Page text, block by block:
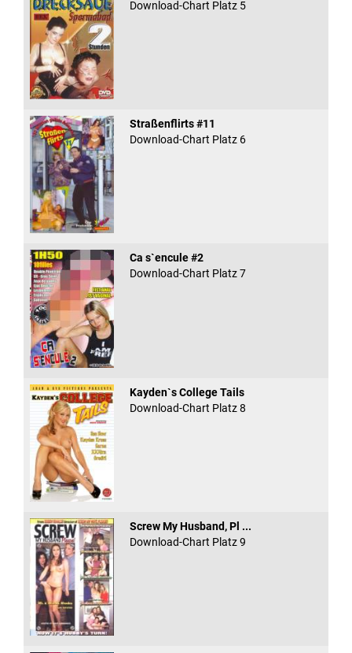
Download-Chart Platz 5
Straßenflirts #11
Download-Chart Platz 6
Ca s`encule #2
Download-Chart Platz 7
Kayden`s College Tails
Download-Chart Platz 8
Screw My Husband, Pl ...
Download-Chart Platz 9